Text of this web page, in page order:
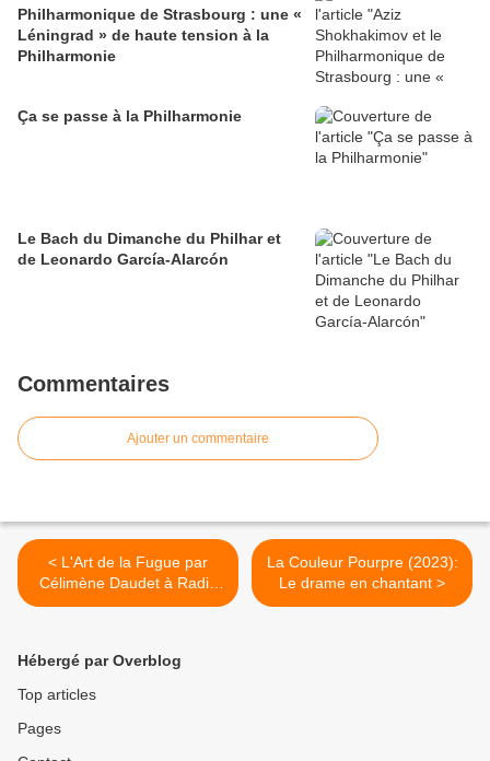
Philharmonique de Strasbourg : une «
Léningrad » de haute tension à la
Philharmonie
Ça se passe à la Philharmonie
Le Bach du Dimanche du Philhar et
de Leonardo García-Alarcón
Commentaires
Ajouter un commentaire
< L'Art de la Fugue par
Célimène Daudet à Radio
France
La Couleur Pourpre (2023):
Le drame en chantant >
Hébergé par Overblog
Top articles
Pages